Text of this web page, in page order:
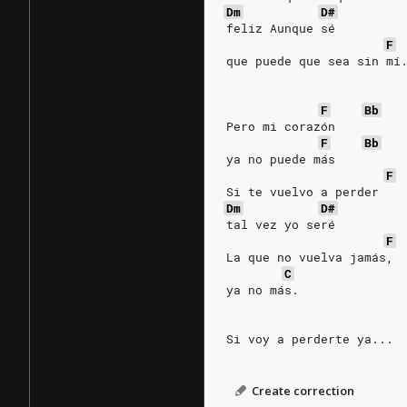
Dm
D#
feliz Aunque sé
F
que puede que sea sin
F
Bb
Pero mi corazón
F
Bb
ya no puede más
F
Si te vuelvo a perder
Dm
D#
tal vez yo seré
F
La que no vuelva jamás,
C
ya no más.
Si voy a perderte ya...
Create correction